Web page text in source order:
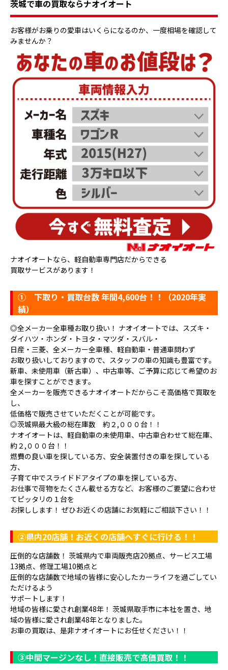
茨城で車の買取ならナオイオート
お客様がお乗りの愛車はいくらになるのか、一度相場を確認して
みませんか？
ナオイオートなら、軽自動車専門店だからできる
買取サービスがあります！
① 下取り・買取台数 年間4,600台！！（2020年実
績）
◎全メーカー全車種お取り扱い！ ナオイオートでは、スズキ・
ダイハツ・ホンダ・トヨタ・マツダ・スバル・
日産・三菱、全メーカー全車種、軽自動車・普通車問わず
お取り扱いしておりますので、スタッフの車の知識も豊富です。
新車、未使用車（新古車）、中古車等、ご予算に応じて希望のお
車を探すことができます。
全メーカーを販売できるナオイオートだからこそ高価格で買取を
し、
低価格で販売させていただくことが可能です。
◎茨城県最大級の総在庫数 約２,０００台！！
ナオイオートは、軽自動車の未使用車、中古車合わせて総在庫、
約２,０００台！！
燃費の良い車を探している方、安全装置付きの車を探している
方、
子育て中でスライドドアタイプの車を探している方、
お仕事で荷物をたくさん載せる方など、お客様のご要望に合わせ
てピッタリの１台を
お探しします！ ぜひお近くの店舗にお気軽にご相談下さい！！
②県内20店舗！お近くの店舗へすぐに行ける！！
圧倒的な店舗数！ 茨城県内で車両販売店20拠点、サービス工場
13拠点、修理工場10拠点と
圧倒的な店舗数で地域の皆様に安心したカーライフを過ごしてい
ただけるよう
サポートします！
地域の皆様に愛され創業48年！ 茨城県取手市に本社を置き、地
域の皆様に愛され創業48年となりました。
お車の買取は、是非ナオイオートにお任せください！！
③中間マージンなし！直接販売で高価買取！！